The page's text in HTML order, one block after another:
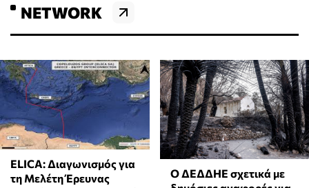
NETWORK
ELICA: Διαγωνισμός για
τη Μελέτη Έρευνας
Ο ΔΕΔΔΗΕ σχετικά με